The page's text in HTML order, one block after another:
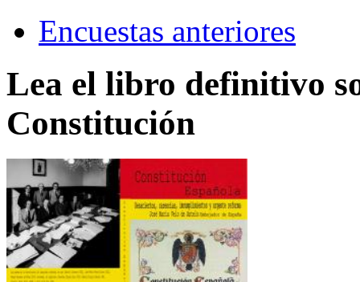
Encuestas anteriores
Lea el libro definitivo
Constitución